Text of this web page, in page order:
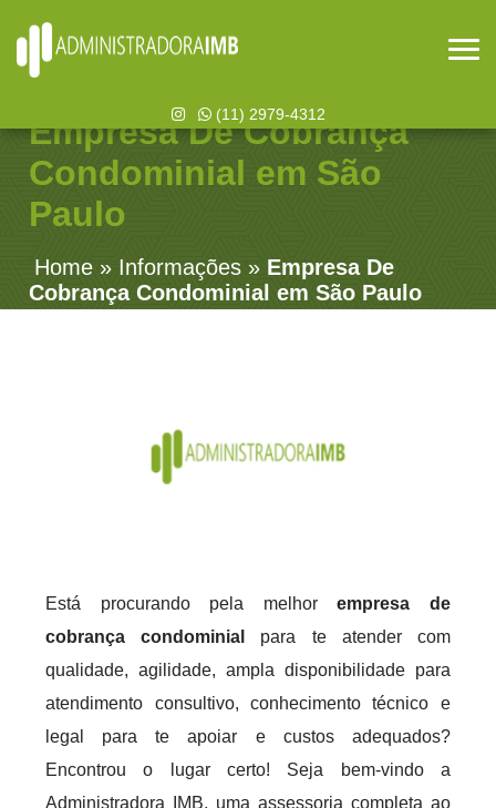
(11) 2979-4312
Empresa De Cobrança
Condominial em São
Paulo
Home » Informações » Empresa De
Cobrança Condominial em São Paulo
Está procurando pela melhorempresa de
cobrança condominial
para te atender com
qualidade, agilidade, ampla disponibilidade para
atendimento consultivo, conhecimento técnico e
legal para te apoiar e custos adequados?
Encontrou o lugar certo! Seja bem-vindo a
Administradora IMB, uma assessoria completa ao